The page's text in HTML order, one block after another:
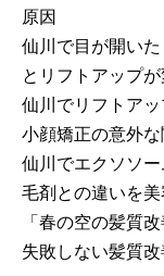
原因
仙川で目が開い
とリフトアップ
仙川でリフトア
小顔矯正の意外
仙川でエクソソ
毛剤との違いを
「春の空の髪質
失敗しない髪質改